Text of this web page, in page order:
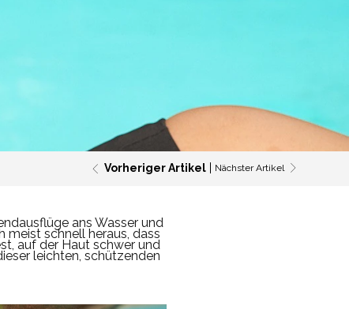
Vorheriger Artikel Nächster Artikel
ans Wasser und
meist schnell heraus, dass
auf der Haut schwer und
leichten, schützenden